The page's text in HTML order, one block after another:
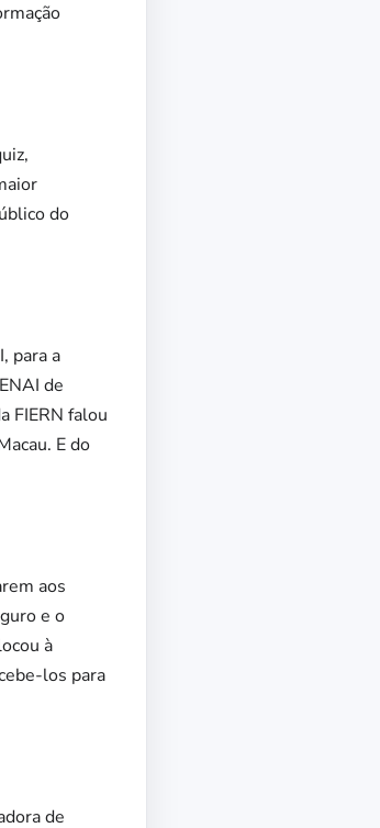
do
para a
de
FIERN falou
E do
aos
e o
à
los para
de